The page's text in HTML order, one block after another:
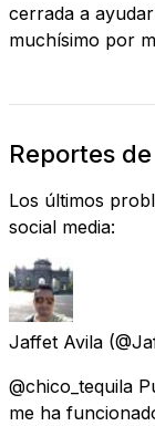
cerrada a
muchísimo por
Reportes
Los últimos
social media:
Jaffet Avila
@chico_tequila
me ha